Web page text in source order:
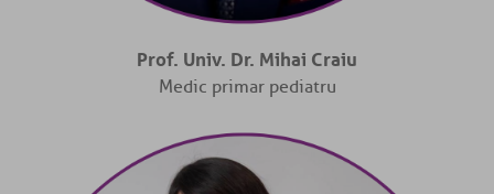
Prof. Univ. Dr. Mihai Craiu
Medic primar pediatru